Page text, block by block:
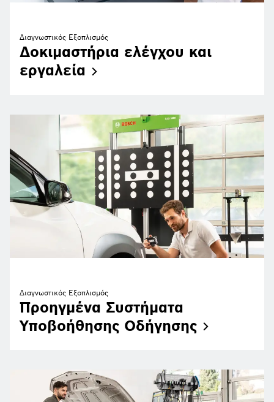
Διαγνωστικός Εξοπλισμός
Δοκιμαστήρια ελέγχου και
εργαλεία
Διαγνωστικός Εξοπλισμός
Προηγμένα Συστήματα
Υποβοήθησης Οδήγησης